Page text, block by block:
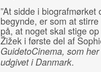
”At sidde i
begynde, er som at
på, at noget skal stige
Žižek i første del af
GuidetoCinema, som
udgivet i Danmark.